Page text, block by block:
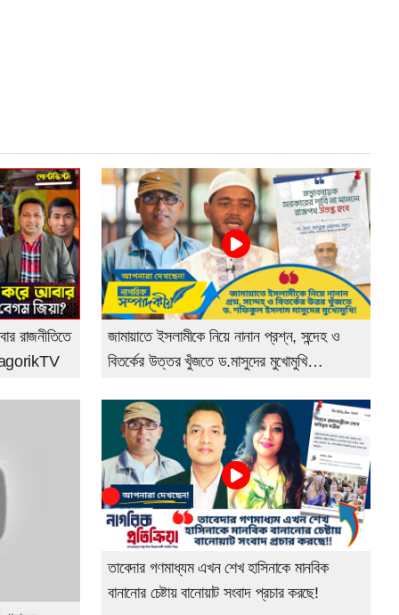
রাজনীতিতে
জামায়াতে ইসলামীকে নিয়ে নানান প্রশ্ন, সন্দেহ ও
বিতর্কের উত্তর খুঁজতে ড.মাসুদের মুখোমুখি
তাবেদার গণমাধ্যম এখন শেখ হাসিনাকে মানবিক
বানানোর চেষ্টায় বানোয়াট সংবাদ প্রচার করছে!